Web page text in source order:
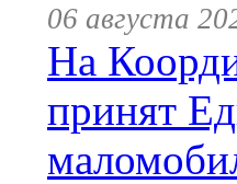
06 августа
На
принят